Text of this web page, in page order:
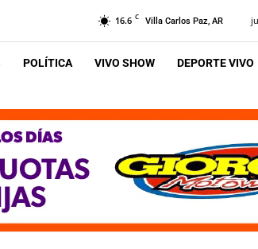
16.6 C Villa Carlos Paz, AR
POLÍTICA VIVO SHOW DEPORTE VIVO